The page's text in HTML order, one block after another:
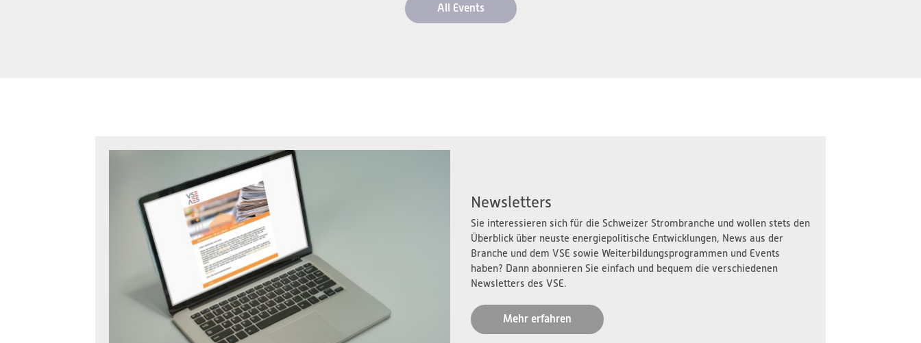
All Events
Newsletters
Sie interessieren sich für die Schweizer Strombranche und wollen stets den
Überblick über neuste energiepolitische Entwicklungen, News aus der
Branche und dem VSE sowie Weiterbildungsprogrammen und Events
haben? Dann abonnieren Sie einfach und bequem die verschiedenen
Newsletters des VSE.
Mehr erfahren